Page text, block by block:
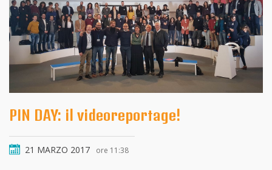
PIN DAY: il videoreportage!
21 MARZO 2017 ore 11:38